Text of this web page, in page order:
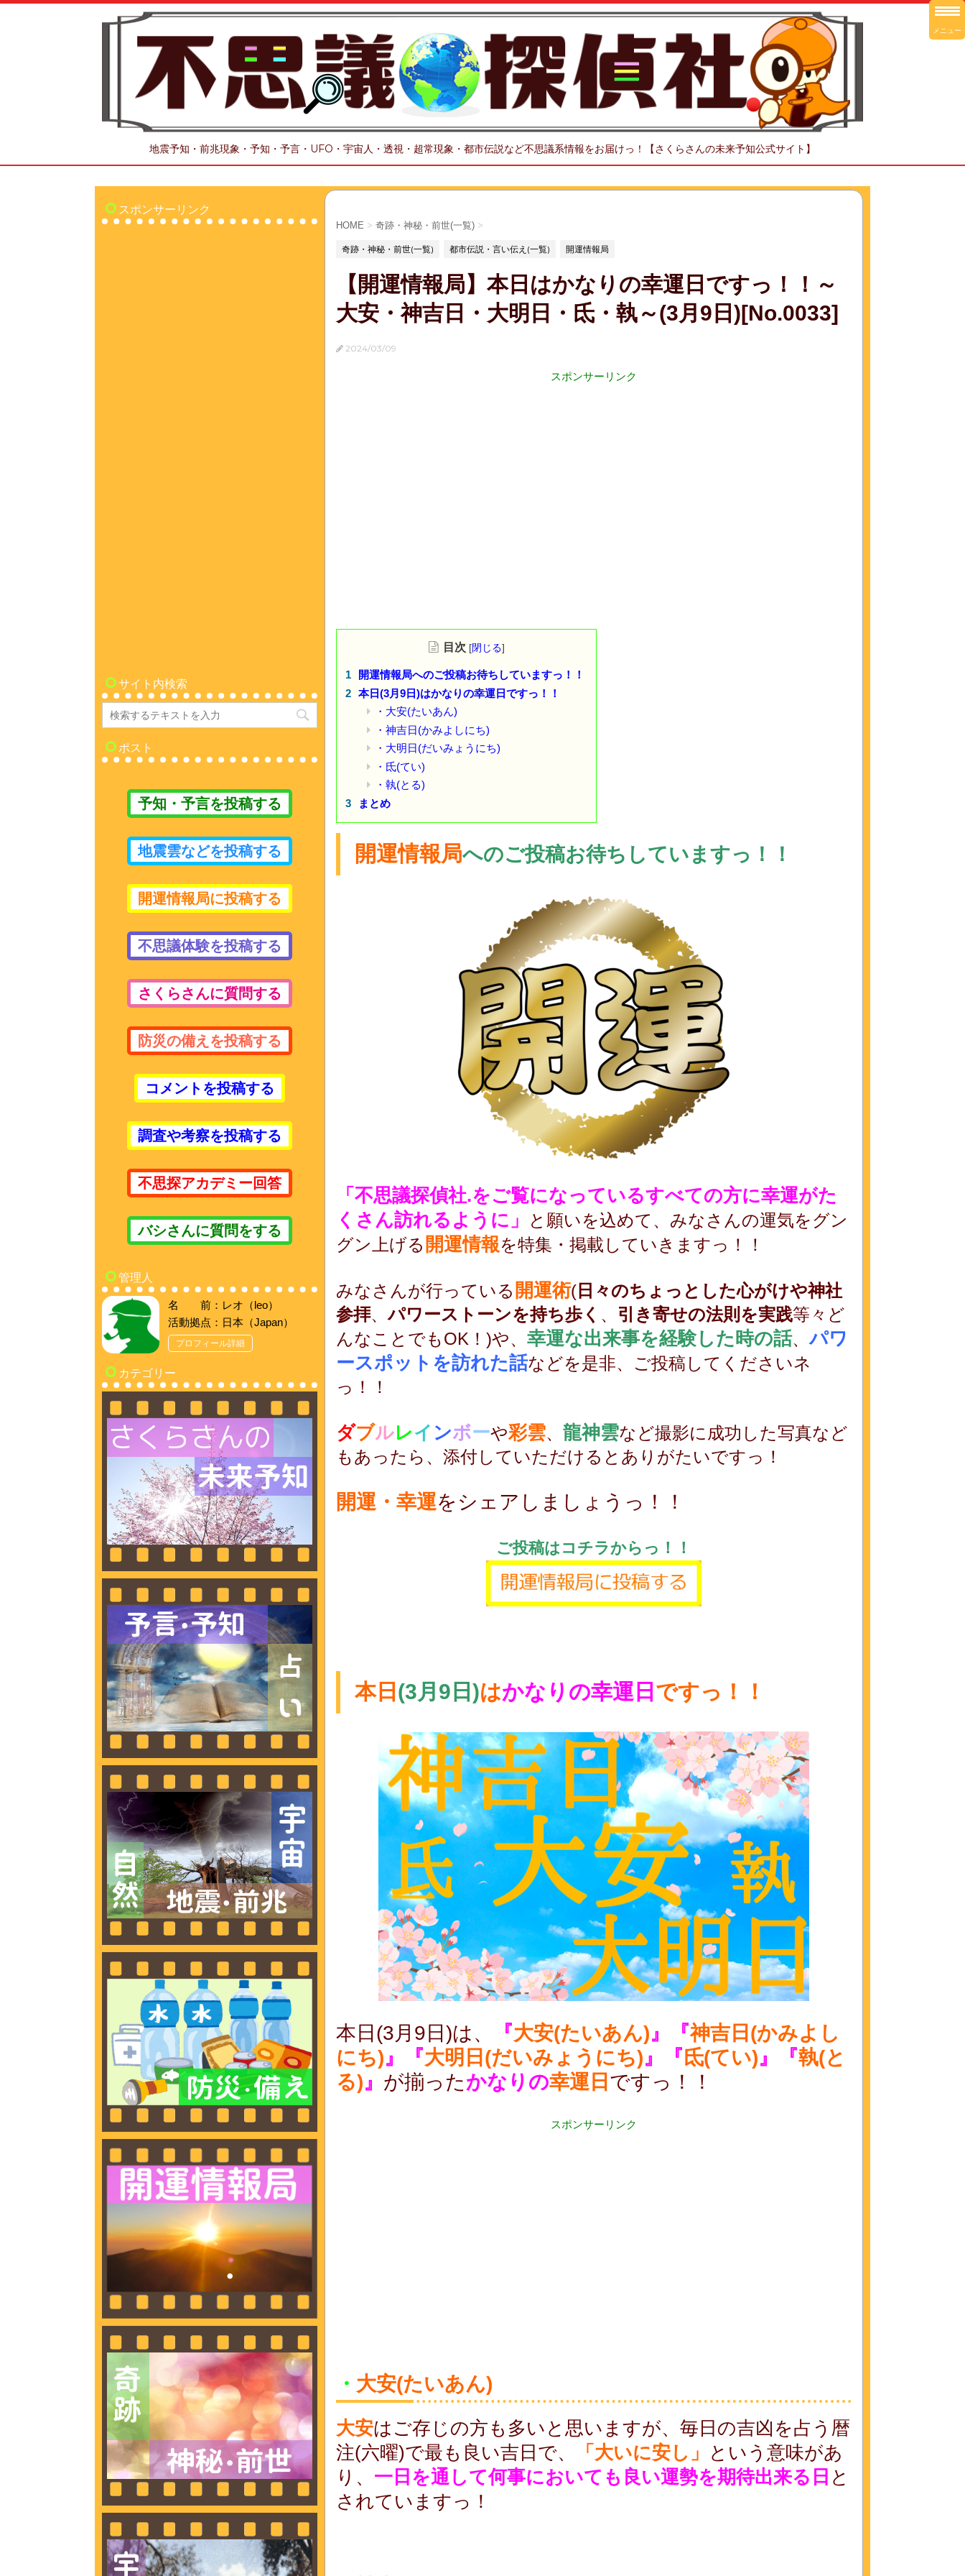
地震予知・前兆現象・予知・予言・UFO・宇宙人・透視・超常現象・都市伝説など不思議系情報をお届けっ！【さくらさんの未来予知公式サイト】
HOME > 奇跡・神秘・前世(一覧) >
奇跡・神秘・前世(一覧) 都市伝説・言い伝え(一覧) 開運情報局
【開運情報局】本日はかなりの幸運日ですっ！！～
大安・神吉日・大明日・氐・執～(3月9日)[No.0033]
2024/03/09
スポンサーリンク
目次 [閉じる]
開運情報局へのご投稿お待ちしていますっ！！
本日(3月9日)はかなりの幸運日ですっ！！
・大安(たいあん)
・神吉日(かみよしにち)
・大明日(だいみょうにち)
・氐(てい)
・執(とる)
まとめ
開運情報局へのご投稿お待ちしていますっ！！
「不思議探偵社.をご覧になっているすべての方に幸運がた
くさん訪れるように」
と願いを込めて、みなさんの運気をグン
グン上げる 開運情報を特集・掲載していきますっ！！
みなさんが行っている 開運術( 日々のちょっとした心がけや神社
参拝、パワーストーンを持ち歩く 、 引き寄せの法則を実践等々ど
んなことでもOK！)や、 幸運な出来事を経験した時の話、パワ
ースポットを訪れた話などを是非、ご投稿してくださいネ
っ！！
ダブルレイ ンボーや彩雲、 龍神雲など撮影に成功した写真など
もあったら、添付していただけるとありがたいですっ！
開運・幸運をシェアしましょうっ！！
ご投稿はコチラからっ！！
本日 (3月9日)はかなりの幸運日 ですっ！！
本日(3月9日)は、 『大安(たいあん)』 『神吉日(かみよし
にち)』『大明日(だいみょうにち)』『 氐(てい)』『執(と
る)』 が揃ったかなりの幸運日 ですっ！！
スポンサーリンク
・ 大安(たいあん)
大安はご存じの方も多いと思いますが、毎日の吉凶を占う暦
注(六曜)で最も良い吉日で、
「大いに安し」 という意味があ
り、 一日を通して何事においても良い運勢を期待出来る日 と
されていますっ！
スポンサーリンク
サイト内検索
ポスト
予知・予言を投稿する
地震雲などを投稿する
開運情報局に投稿する
不思議体験を投稿する
さくらさんに質問する
防災の備えを投稿する
コメントを投稿する
調査や考察を投稿する
不思探アカデミー回答
バシさんに質問をする
管理人
名 前：レオ（leo）
活動拠点：日本（Japan）
プロフィール詳細
カテゴリー
メニュー